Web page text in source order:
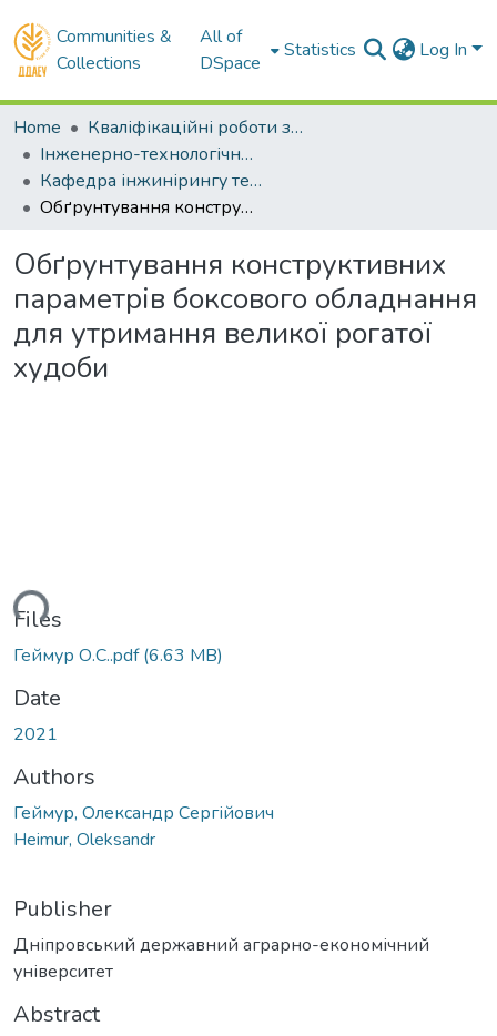
Communities &
Collections
All of
DSpace
Statistics Log In
Home
Кваліфікаційні роботи здобувачів вищої освіти
Інженерно-технологічний факультет
Кафедра інжинірингу технічних систем. Магістри
Обґрунтування конструктивних параметрів боксового обладнання для утримання великої рогатої худоби
Обґрунтування конструктивних
параметрів боксового обладнання
для утримання великої рогатої
худоби
Files
Геймур О.С..pdf(6.63 MB)
Date
2021
Authors
Геймур, Олександр Сергійович
Heimur, Oleksandr
Publisher
Дніпровський державний аграрно-економічний
університет
Abstract